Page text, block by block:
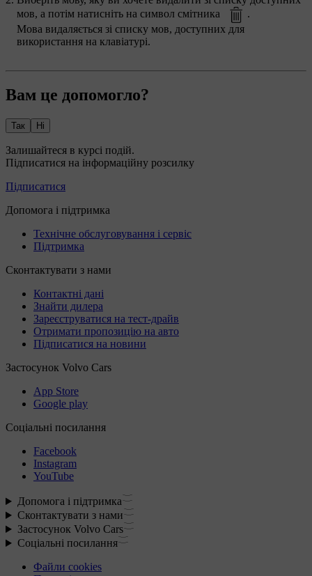
мов, а потім натисніть на символ смітника
.
Мова видаляється зі списку мов, доступних для
використання на клавіатурі.
Вам це допомогло?
Так Ні